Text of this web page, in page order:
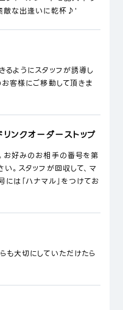
敵な出逢いに乾杯♪'
るようにスタッフが誘導し
客様にご移動して頂きま
リンクオーダーストップ
お好みのお相手の番号を第
。スタッフが回収して、マ
には「ハナマル」をつけてお
も大切にしていただけたら